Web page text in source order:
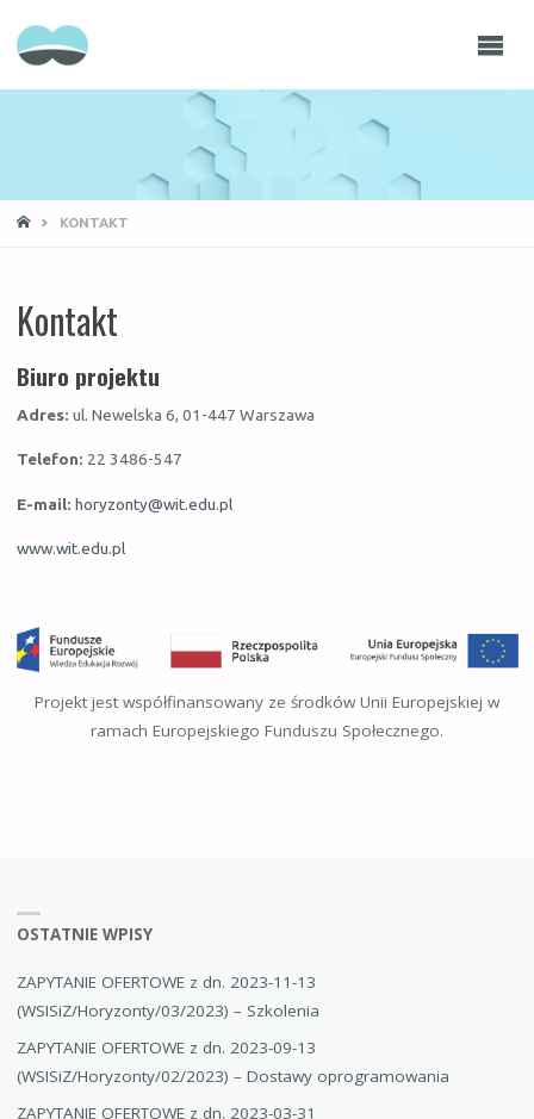
NOWE
SPECJALNOŚCI
STRONA
KONTAKT
Kontakt
Biuro projektu
Adres: ul. Newelska 6, 01-447 Warszawa
Telefon: 22 3486-547
E-mail: horyzonty@wit.edu.pl
www.wit.edu.pl
Projekt jest współfinansowany ze środków Unii Europejskiej w
ramach Europejskiego Funduszu Społecznego.
OSTATNIE WPISY
ZAPYTANIE OFERTOWE z dn. 2023-11-13
(WSISiZ/Horyzonty/03/2023) – Szkolenia
ZAPYTANIE OFERTOWE z dn. 2023-09-13
(WSISiZ/Horyzonty/02/2023) – Dostawy oprogramowania
ZAPYTANIE OFERTOWE z dn. 2023-03-31